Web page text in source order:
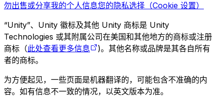
勿出售或分享我的个人信息您的隐私选择（Cookie 设置）
“Unity”、Unity 徽标及其他 Unity 商标是 Unity
Technologies 或其附属公司在美国和其他地方的商标或注册
商标（此处查看更多信息
)。其他名称或品牌是其各自所有
者的商标。
为方便起见，一些页面是机器翻译的，可能包含不准确的内
容。如有信息不一致的情况，以英文版本为准。